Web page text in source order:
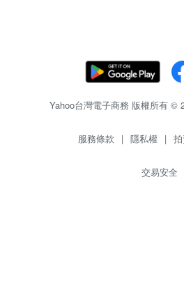
Yahoo台灣電子商務 版權所有 ©
服務條款 | 隱私權 |
交易安全